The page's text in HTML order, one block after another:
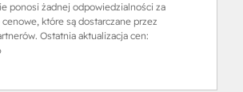
ponosi żadnej odpowiedzialności za
które są dostarczane przez
Ostatnia aktualizacja cen: